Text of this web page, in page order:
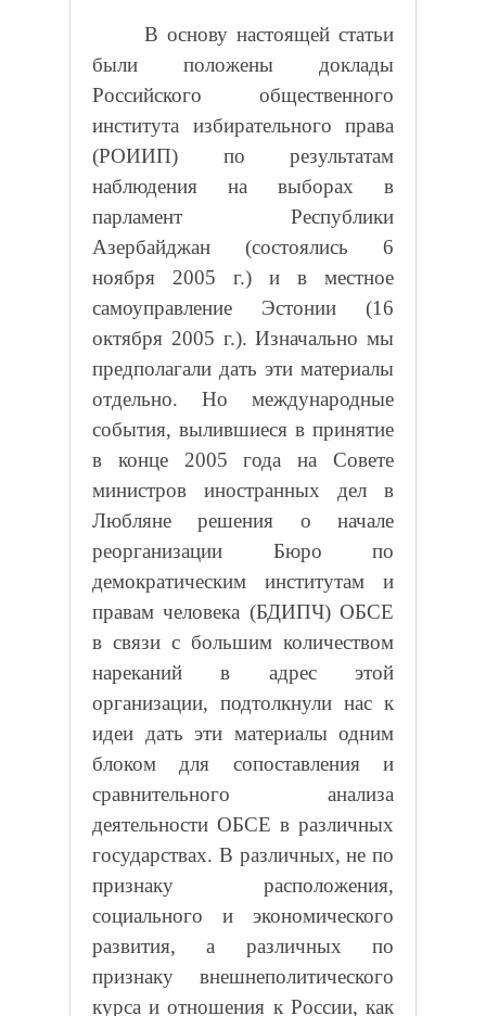
В основу настоящей статьи
были положены доклады
Российского общественного
института избирательного права
(РОИИП) по результатам
наблюдения на выборах в
парламент Республики
Азербайджан (состоялись 6
ноября 2005 г.) и в местное
самоуправление Эстонии (16
октября 2005 г.). Изначально мы
предполагали дать эти материалы
отдельно. Но международные
события, вылившиеся в принятие
в конце 2005 года на Совете
министров иностранных дел в
Любляне решения о начале
реорганизации Бюро по
демократическим институтам и
правам человека (БДИПЧ) ОБСЕ
в связи с большим количеством
нареканий в адрес этой
организации, подтолкнули нас к
идеи дать эти материалы одним
блоком для сопоставления и
сравнительного анализа
деятельности ОБСЕ в различных
государствах. В различных, не по
признаку расположения,
социального и экономического
развития, а различных по
признаку внешнеполитического
курса и отношения к России, как